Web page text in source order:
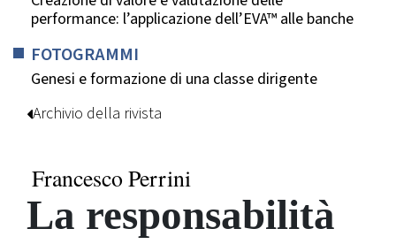
performance: l’applicazione dell’EVA™ alle banche
FOTOGRAMMI
Genesi e formazione di una classe dirigente
Archivio della rivista
Francesco Perrini
La responsabilità